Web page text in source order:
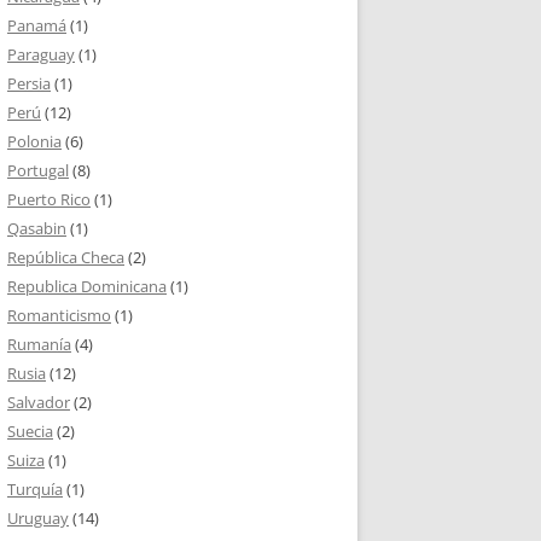
Panamá (1)
Paraguay(1)
Persia (1)
Perú (12)
Polonia (6)
Portugal(8)
Puerto Rico (1)
Qasabin (1)
República Checa (2)
Republica Dominicana (1)
Romanticismo (1)
Rumanía (4)
Rusia (12)
Salvador(2)
Suecia (2)
Suiza (1)
Turquía (1)
Uruguay(14)